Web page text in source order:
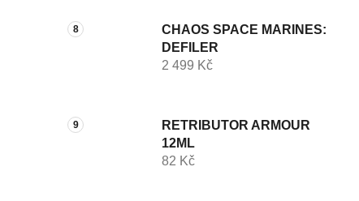
CHAOS SPACE MARINES:
DEFILER
2 499 Kč
RETRIBUTOR ARMOUR
12ML
82 Kč